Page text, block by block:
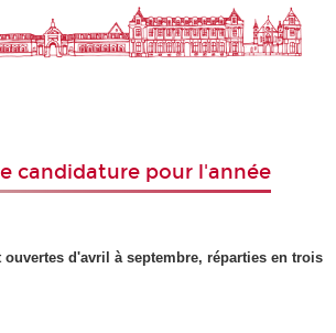
candidature pour l'année
ouvertes d'avril à septembre, réparties en trois